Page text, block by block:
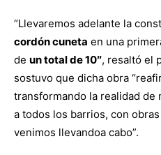
“Llevaremos adelante la
cordón cuneta en una
de un total de 10″, resaltó el
sostuvo que dicha obra
transformando la realidad
a todos los barrios, con
venimos llevandoa cabo”.